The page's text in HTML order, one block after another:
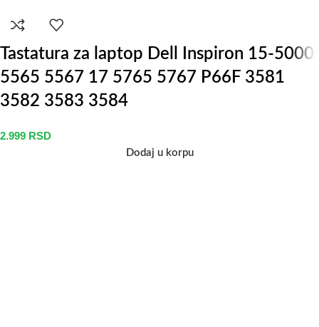
Tastatura za laptop Dell Inspiron 15-5000
5565 5567 17 5765 5767 P66F 3581
3582 3583 3584
2.999 RSD
Dodaj u korpu